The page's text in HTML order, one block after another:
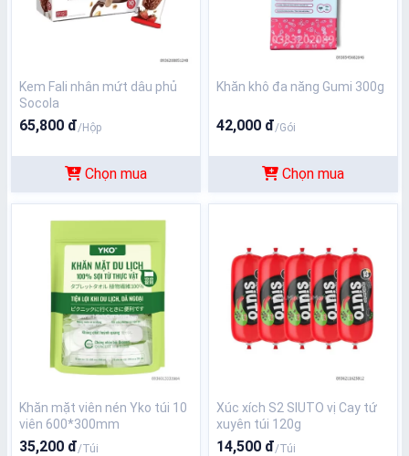
Kem Fali nhân mứt dâu phủ
Socola
65,800 đ/Hộp
Chọn mua
Khăn khô đa năng Gumi 300g
42,000 đ/Gói
Chọn mua
Khăn mặt viên nén Yko túi 10
viên 600*300mm
35,200 đ/Túi
Xúc xích S2 SIUTO vị Cay tứ
xuyên túi 120g
14,500 đ/Túi